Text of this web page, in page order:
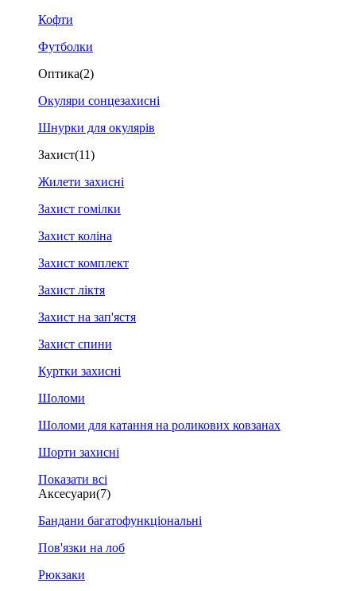
Кофти
Футболки
Оптика(2)
Окуляри сонцезахисні
Шнурки для окулярів
Захист(11)
Жилети захисні
Захист гомілки
Захист коліна
Захист комплект
Захист ліктя
Захист на зап'ястя
Захист спини
Куртки захисні
Шоломи
Шоломи для катання на роликових ковзанах
Шорти захисні
Показати всі
Аксесуари(7)
Бандани багатофункціональні
Пов'язки на лоб
Рюкзаки